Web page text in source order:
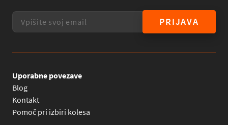
PRIJAVA
Uporabne povezave
Blog
Kontakt
Pomoč pri izbiri kolesa